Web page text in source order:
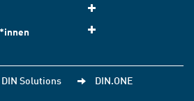
DIN Solutions DIN.ONE